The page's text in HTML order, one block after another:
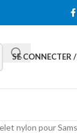
SE CONNECTER
nylon pour